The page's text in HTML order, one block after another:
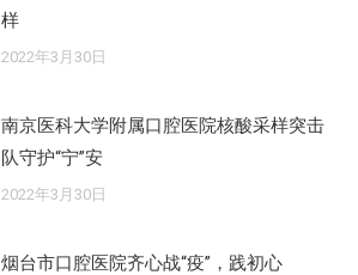
样
2022年3月30日
南京医科大学附属口腔医院核酸采样突击
队守护“宁”安
2022年3月30日
烟台市口腔医院齐心战“疫”，践初心